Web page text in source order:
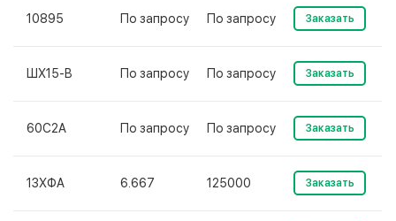
10895 По запросу По запросу Заказать
ШХ15-В По запросу По запросу Заказать
60С2А По запросу По запросу Заказать
13ХФА 6.667 125000 Заказать